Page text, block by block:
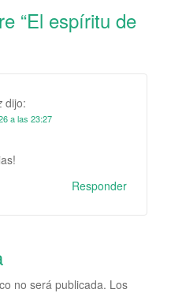
“El espíritu de
dijo:
a las 23:27
Responder
no será publicada. Los